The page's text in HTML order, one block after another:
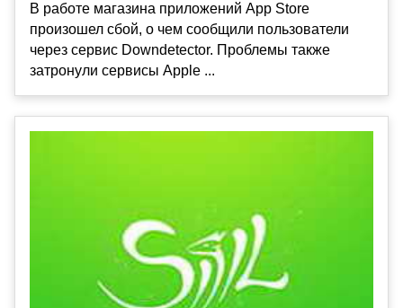
В работе магазина приложений App Store
произошел сбой, о чем сообщили пользователи
через сервис Downdetector. Проблемы также
затронули сервисы Apple ...